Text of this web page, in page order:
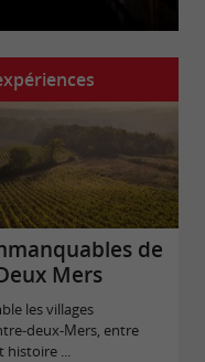
de
Mers
les villages
deux-Mers, entre
histoire ...